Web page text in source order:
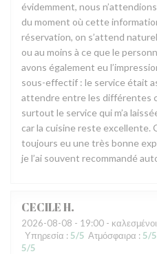
évidemment, nous
du moment où cette
réservation, on s’attend
ou au moins à ce que le
avons également eu
sous-effectif : le service était
attendre entre les différentes
surtout le service qui m’a
car la cuisine reste excellente.
toujours eu une très bonne
je l’ai souvent recommandé
CECILEH
2026-08-08 - 19:00 -
Υπηρεσία : 5/5 Ατμόσφαιρα : 5/5
5/5